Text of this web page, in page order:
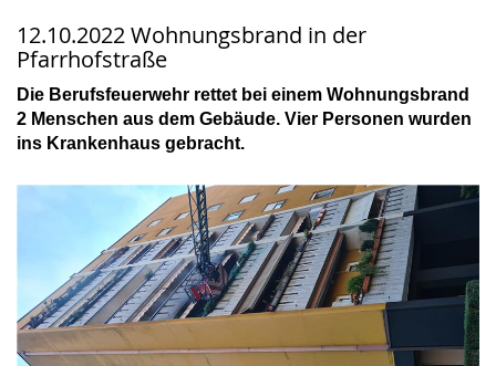
12.10.2022 Wohnungsbrand in der
Pfarrhofstraße
Die Berufsfeuerwehr rettet bei einem Wohnungsbrand
2 Menschen aus dem Gebäude. Vier Personen wurden
ins Krankenhaus gebracht.